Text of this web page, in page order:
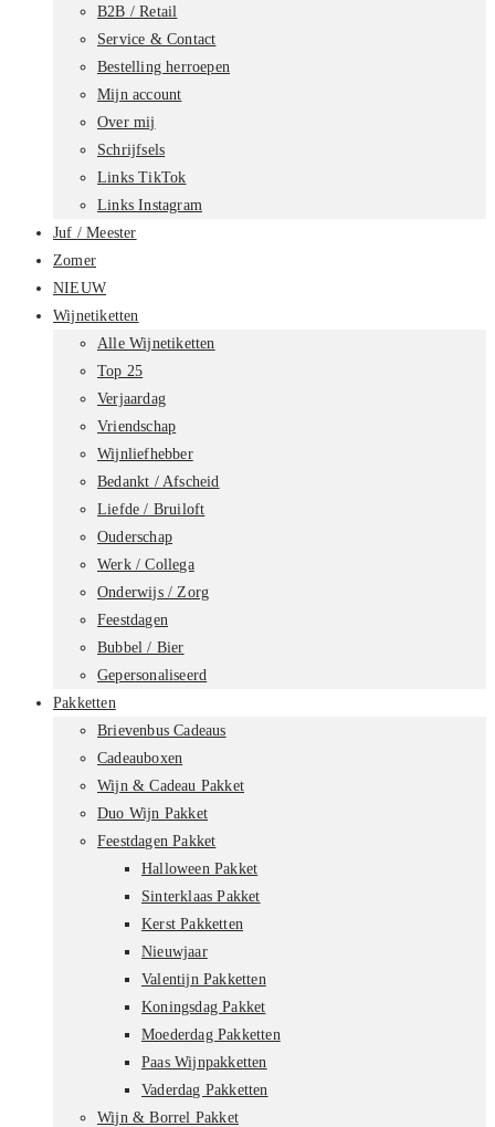
B2B / Retail
Service & Contact
Bestelling herroepen
Mijn account
Over mij
Schrijfsels
Links TikTok
Links Instagram
Juf / Meester
Zomer
NIEUW
Wijnetiketten
Alle Wijnetiketten
Top 25
Verjaardag
Vriendschap
Wijnliefhebber
Bedankt / Afscheid
Liefde / Bruiloft
Ouderschap
Werk / Collega
Onderwijs / Zorg
Feestdagen
Bubbel / Bier
Gepersonaliseerd
Pakketten
Brievenbus Cadeaus
Cadeauboxen
Wijn & Cadeau Pakket
Duo Wijn Pakket
Feestdagen Pakket
Halloween Pakket
Sinterklaas Pakket
Kerst Pakketten
Nieuwjaar
Valentijn Pakketten
Koningsdag Pakket
Moederdag Pakketten
Paas Wijnpakketten
Vaderdag Pakketten
Wijn & Borrel Pakket